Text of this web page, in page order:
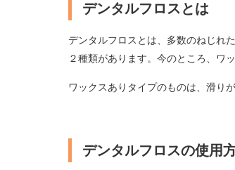
デンタルフロスとは
デンタルフロスとは、多数のねじれ
２種類があります。今のところ、ワ
ワックスありタイプのものは、滑り
デンタルフロスの使用